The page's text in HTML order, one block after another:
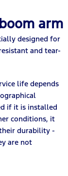
arm
designed for
and tear-
life depends
if it is installed
conditions, it
durability -
are not